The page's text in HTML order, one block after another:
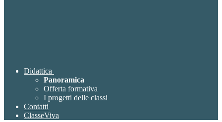
Didattica
Panoramica
Offerta formativa
I progetti delle classi
Contatti
ClasseViva